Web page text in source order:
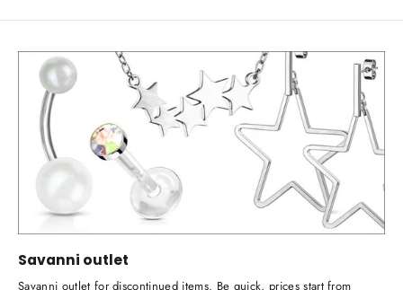
Savanni outlet
Savanni outlet for discontinued items. Be quick, prices start from